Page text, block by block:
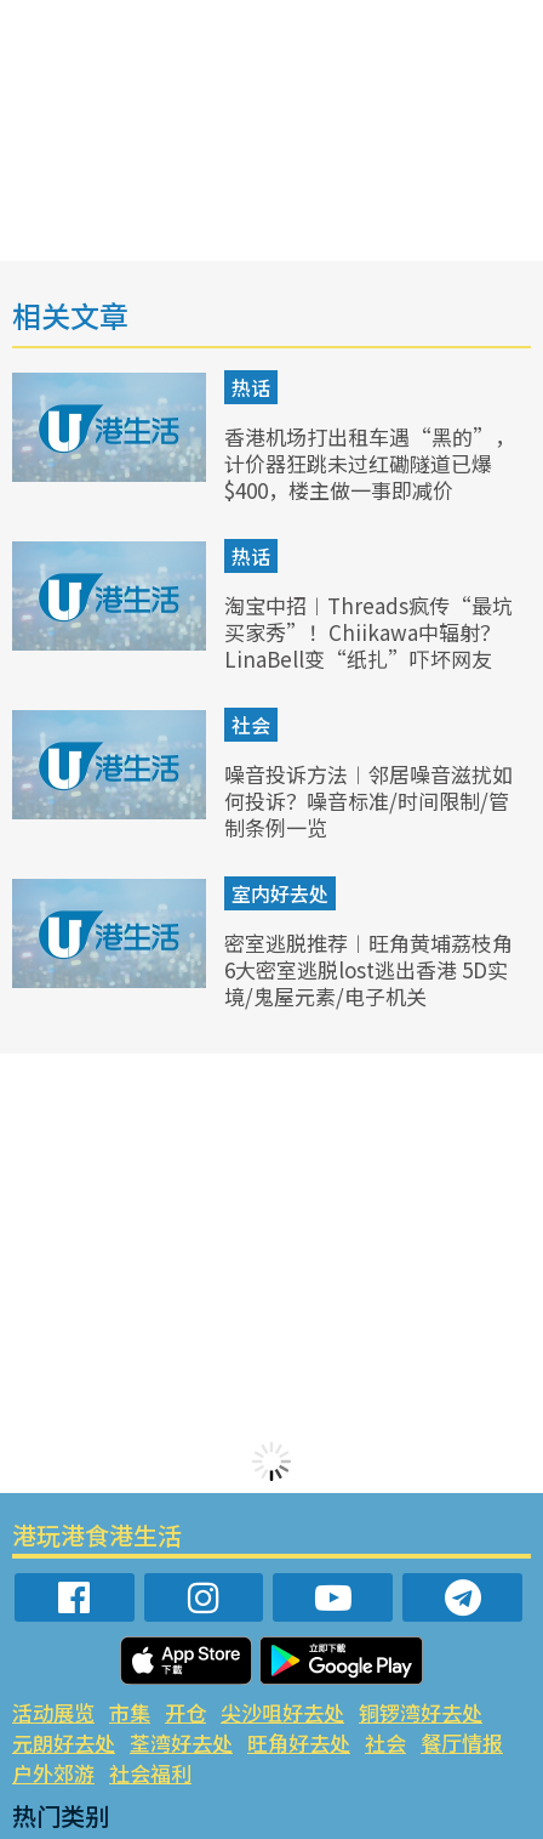
相关文章
热话
香港机场打出租车遇“黑的”，
计价器狂跳未过红磡隧道已爆
$400，楼主做一事即减价
热话
淘宝中招︱Threads疯传“最坑
买家秀”！Chiikawa中辐射？
LinaBell变“纸扎”吓坏网友
社会
噪音投诉方法︱邻居噪音滋扰如
何投诉？噪音标准/时间限制/管
制条例一览
室内好去处
密室逃脱推荐︱旺角黄埔荔枝角
6大密室逃脱lost逃出香港 5D实
境/鬼屋元素/电子机关
港玩港食港生活
活动展览 市集 开仓 尖沙咀好去处 铜锣湾好去处
元朗好去处 荃湾好去处 旺角好去处 社会 餐厅情报
户外郊游 社会福利
热门类别